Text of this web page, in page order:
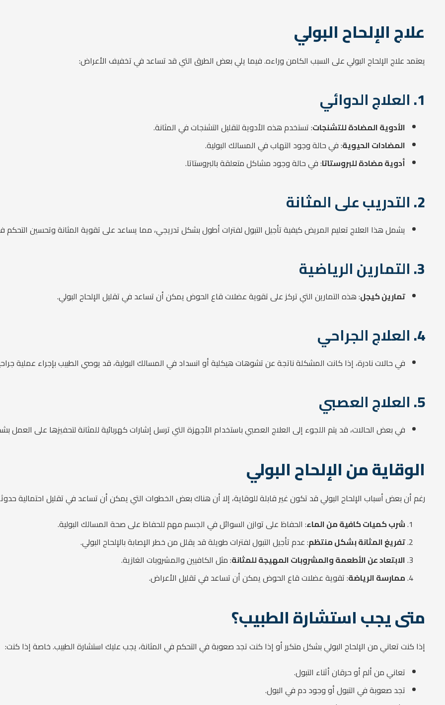
علاج الإلحاح البولي
يعتمد علاج الإلحاح البولي على السبب الكامن وراءه. فيما يلي بعض الطرق التي قد تساعد في تخفيف الأعراض:
1. العلاج الدوائي
الأدوية المضادة للتشنجات: تستخدم هذه الأدوية لتقليل التشنجات في المثانة.
المضادات الحيوية: في حالة وجود التهاب في المسالك البولية.
أدوية مضادة للبروستاتا: في حالة وجود مشاكل متعلقة بالبروستاتا.
2. التدريب على المثانة
يشمل هذا العلاج تعليم المريض كيفية تأجيل التبول لفترات أطول بشكل تدريجي، مما يساعد على تقوية المثانة وتحسين التحكم
3. التمارين الرياضية
تمارين كيجل: هذه التمارين التي تركز على تقوية عضلات قاع الحوض يمكن أن تساعد في تقليل الإلحاح البولي.
4. العلاج الجراحي
في حالات نادرة، إذا كانت المشكلة ناتجة عن تشوهات هيكلية أو انسداد في المسالك البولية، قد يوصي الطبيب بإجراء عملية
5. العلاج العصبي
في بعض الحالات، قد يتم اللجوء إلى العلاج العصبي باستخدام الأجهزة التي ترسل إشارات كهربائية للمثانة لتحفيزها على العمل
الوقاية من الإلحاح البولي
رغم أن بعض أسباب الإلحاح البولي قد تكون غير قابلة للوقاية، إلا أن هناك بعض الخطوات التي يمكن أن تساعد في تقليل احتمالية
شرب كميات كافية من الماء: الحفاظ على توازن السوائل في الجسم مهم للحفاظ على صحة المسالك البولية.
تفريغ المثانة بشكل منتظم: عدم تأجيل التبول لفترات طويلة قد يقلل من خطر الإصابة بالإلحاح البولي.
الابتعاد عن الأطعمة والمشروبات المهيجة للمثانة: مثل الكافيين والمشروبات الغازية.
ممارسة الرياضة: تقوية عضلات قاع الحوض يمكن أن تساعد في تقليل الأعراض.
متى يجب استشارة الطبيب؟
إذا كنت تعاني من الإلحاح البولي بشكل متكرر أو إذا كنت تجد صعوبة في التحكم في المثانة، يجب عليك استشارة الطبيب. خاصة إذا كنت:
تعاني من ألم أو حرقان أثناء التبول.
تجد صعوبة في التبول أو وجود دم في البول.